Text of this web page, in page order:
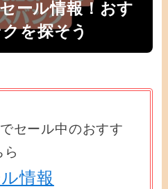
ール情報！おす
を探そう
セール中のおすす
情報